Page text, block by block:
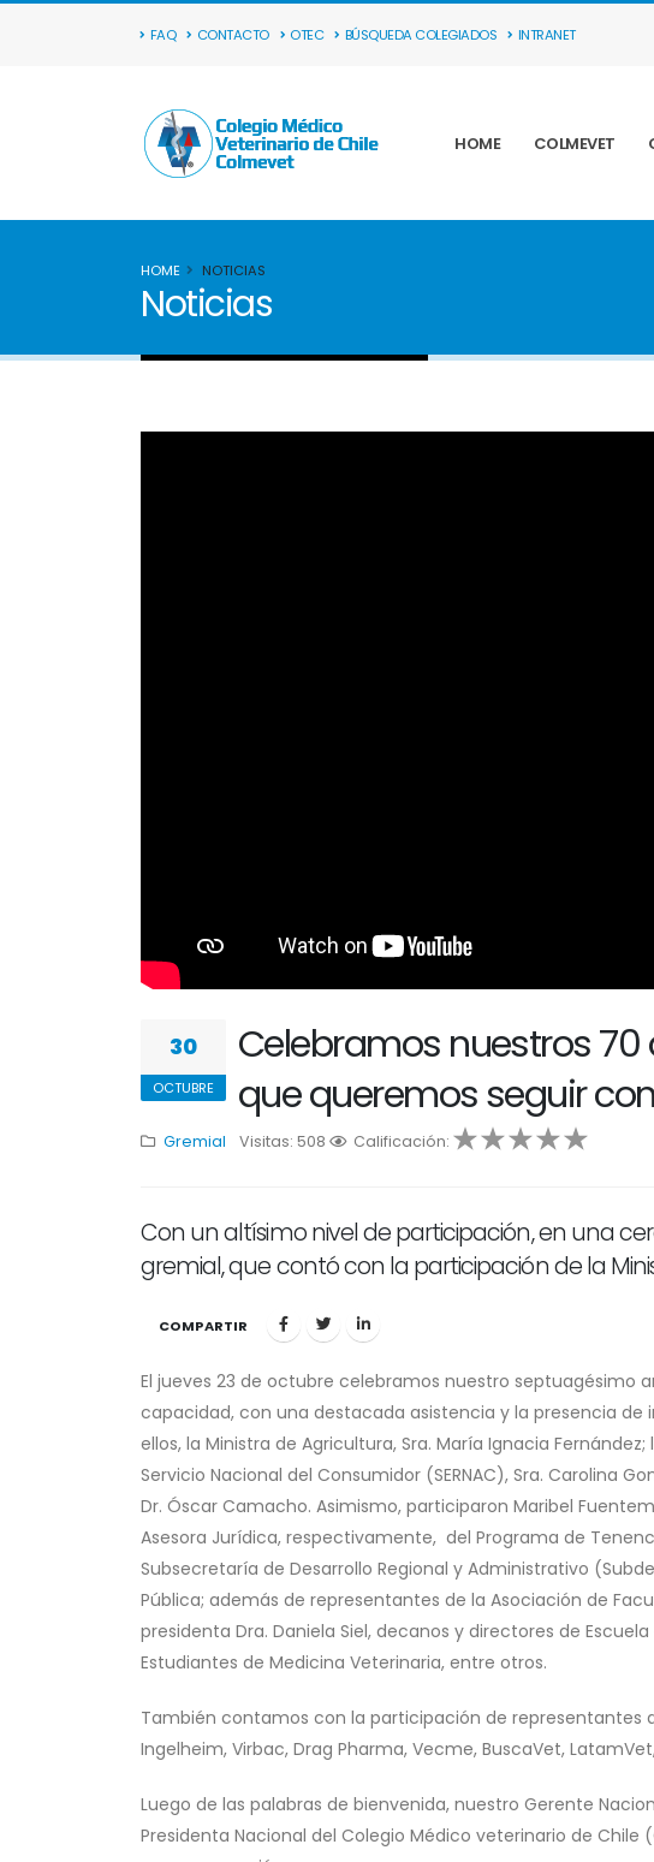
FAQ CONTACTO OTEC BÚSQUEDA COLEGIADOS INTRANET
HOME COLMEVET
HOME NOTICIAS
Noticias
30
OCTUBRE
Celebramos nuestros
que queremos seguir
Gremial Visitas: 508 Calificación:
1 2 3 4 5
Con un altísimo nivel de participación, en una
gremial, que contó con la participación de la
COMPARTIR
El jueves 23 de octubre celebramos nuestro septuagésimo
capacidad, con una destacada asistencia y la presencia
ellos, la Ministra de Agricultura, Sra. María Ignacia
Servicio Nacional del Consumidor (SERNAC), Sra. Carolina
Dr. Óscar Camacho. Asimismo, participaron Maribel
Asesora Jurídica, respectivamente, del Programa de
Subsecretaría de Desarrollo Regional y Administrativo
Pública; además de representantes de la Asociación de
presidenta Dra. Daniela Siel, decanos y directores de
Estudiantes de Medicina Veterinaria, entre otros.
También contamos con la participación de representantes
Ingelheim, Virbac, Drag Pharma, Vecme, BuscaVet,
Luego de las palabras de bienvenida, nuestro Gerente
Presidenta Nacional del Colegio Médico veterinario de